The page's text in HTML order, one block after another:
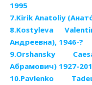
1995
7.Kirik Anatoliy
8.Kostyleva
Андреевна), 1946-?
9.Orshansky
Абрамович) 1927-
10.Pavlenko